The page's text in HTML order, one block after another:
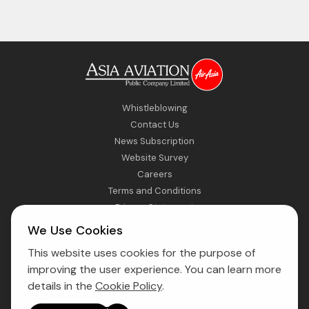
We Use Cookies
This website uses cookies for the purpose of
improving the user experience. You can learn more
details in the Cookie Policy.
Whistleblowing
Contact Us
News Subscription
Website Survey
Careers
Terms and Conditions
Privacy Statement
Direct Access to Fly AirAsia